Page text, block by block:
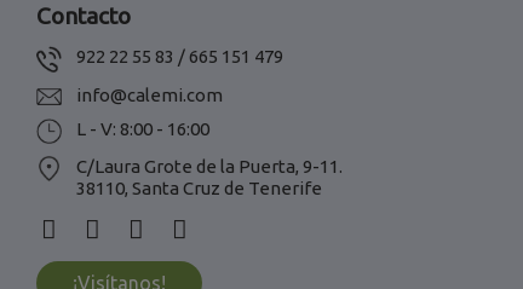
Contacto
922 22 55 83 / 665 151 479
info@calemi.com
L - V: 8:00 - 16:00
C/Laura Grote de la Puerta, 9-11.
38110, Santa Cruz de Tenerife
¡Visítanos!